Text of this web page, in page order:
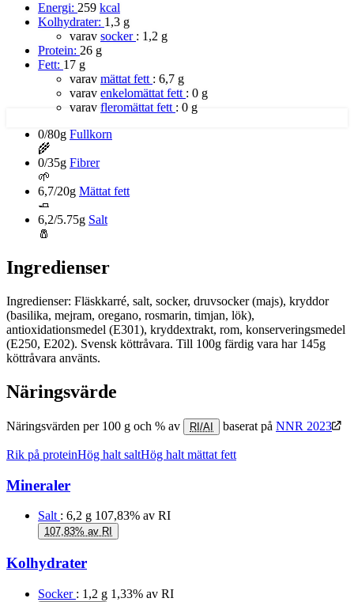
Energi: 259 kcal
Kolhydrater: 1,3 g
varav socker : 1,2 g
Protein: 26 g
Fett: 17 g
varav mättat fett : 6,7 g
varav enkelomättat fett : 0 g
varav fleromättat fett : 0 g
0/80g Fullkorn
🌾
0/35g Fibrer
🌱
6,7/20g Mättat fett
🧈
6,2/5.75g Salt
🧂
Ingredienser
Ingredienser: Fläskkarré, salt, socker, druvsocker (majs), kryddor
(basilika, mejram, oregano, rosmarin, timjan, lök),
antioxidationsmedel (E301), kryddextrakt, rom, konserveringsmedel
(E250, E202). Svensk köttråvara. Till 100g färdig vara har 145g
köttråvara använts.
Näringsvärde
Näringsvärden per 100 g och % av RI/AI baserat på NNR 2023
Rik på proteinHög halt saltHög halt mättat fett
Mineraler
Salt : 6,2 g 107,83% av RI
107,83% av RI
Kolhydrater
Socker : 1,2 g 1,33% av RI